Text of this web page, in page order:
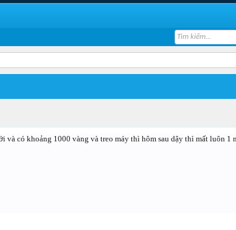
và có khoảng 1000 vàng và treo máy thì hôm sau dậy thì mất luôn 1